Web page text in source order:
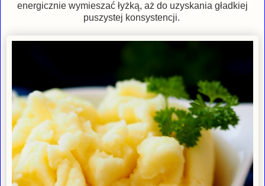
energicznie wymieszać łyżką, aż do uzyskania gładkiej
puszystej konsystencji.